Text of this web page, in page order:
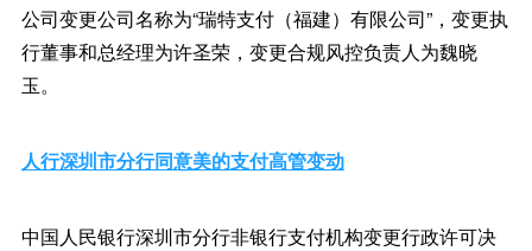
公司变更公司名称为“瑞特支付（福建）有限公司”，变更执
行董事和总经理为许圣荣，变更合规风控负责人为魏晓
玉。
人行深圳市分行同意美的支付高管变动
中国人民银行深圳市分行非银行支付机构变更行政许可决